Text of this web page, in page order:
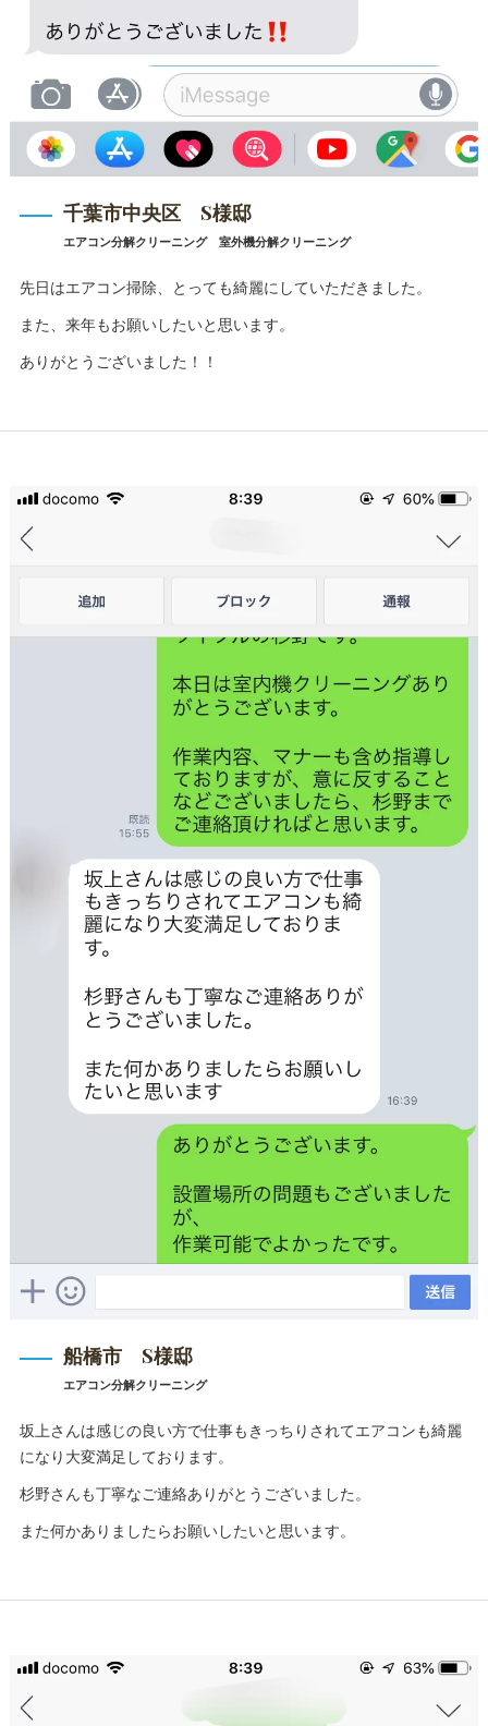
千葉市中央区 S様邸
エアコン分解クリーニング 室外機分解クリーニング
先日はエアコン掃除、とっても綺麗にしていただきました。
また、来年もお願いしたいと思います。
ありがとうございました！！
船橋市 S様邸
エアコン分解クリーニング
坂上さんは感じの良い方で仕事もきっちりされてエアコンも綺麗
になり大変満足しております。
杉野さんも丁寧なご連絡ありがとうございました。
また何かありましたらお願いしたいと思います。